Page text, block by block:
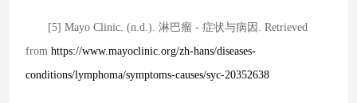
[5] Mayo Clinic. (n.d.). 淋巴瘤 - 症状与病因. Retrieved
from https://www.mayoclinic.org/zh-hans/diseases-
conditions/lymphoma/symptoms-causes/syc-20352638